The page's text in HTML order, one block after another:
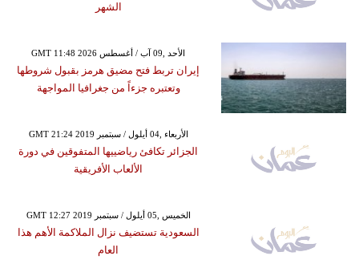
الشهر
GMT 11:48 2026 الأحد ,09 آب / أغسطس
إيران تربط فتح مضيق هرمز بقبول شروطها
وتعتبره جزءاً من جغرافيا المواجهة
GMT 21:24 2019 الأربعاء ,04 أيلول / سبتمبر
الجزائر تكافئ رياضييها المتفوقين في دورة
الألعاب الأفريقية
GMT 12:27 2019 الخميس ,05 أيلول / سبتمبر
السعودية تستضيف نزال الملاكمة الأهم هذا
العام